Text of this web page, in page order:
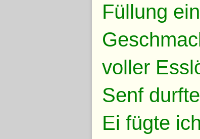
Füllung
voller
Senf
Ei fügte